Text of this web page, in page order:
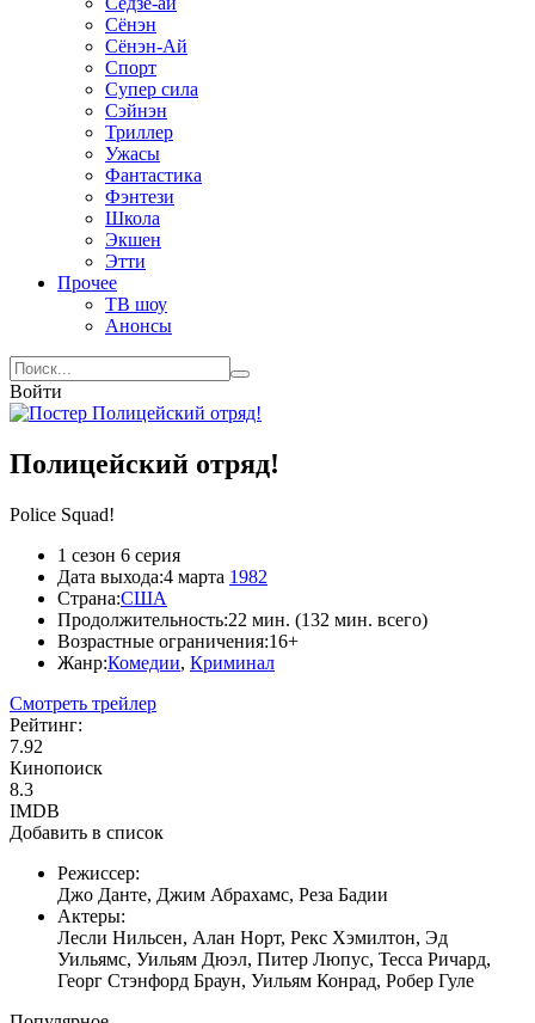
Сёнэн
Сёнэн-Ай
Спорт
Супер сила
Сэйнэн
Триллер
Ужасы
Фантастика
Фэнтези
Школа
Экшен
Этти
Прочее
ТВ шоу
Анонсы
Войти
Полицейский отряд!
Police Squad!
1 сезон 6 серия
Дата выхода:4 марта 1982
Страна:США
Продолжительность:22 мин. (132 мин. всего)
Возрастные ограничения:16+
Жанр:Комедии, Криминал
Смотреть трейлер
Рейтинг:
7.92
Кинопоиск
8.3
IMDB
Добавить в список
Режиссер:
Джо Данте, Джим Абрахамс, Реза Бадии
Актеры:
Лесли Нильсен, Алан Норт, Рекс Хэмилтон, Эд
Уильямс, Уильям Дюэл, Питер Люпус, Тесса Ричард,
Георг Стэнфорд Браун, Уильям Конрад, Робер Гуле